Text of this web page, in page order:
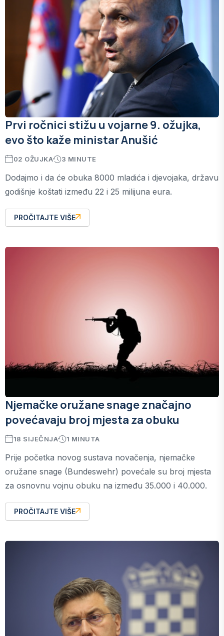
Prvi ročnici stižu u vojarne 9. ožujka,
evo što kaže ministar Anušić
02 OŽUJKA 3 MINUTE
Dodajmo i da će obuka 8000 mladića i djevojaka, državu
godišnje koštati između 22 i 25 milijuna eura.
PROČITAJTE VIŠE
Njemačke oružane snage značajno
povećavaju broj mjesta za obuku
18 SIJEČNJA 1 MINUTA
Prije početka novog sustava novačenja, njemačke
oružane snage (Bundeswehr) povećale su broj mjesta
za osnovnu vojnu obuku na između 35.000 i 40.000.
PROČITAJTE VIŠE